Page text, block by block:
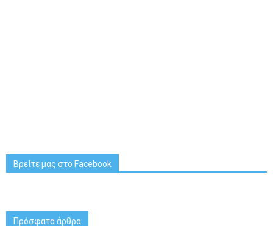
Βρείτε μας στο Facebook
Πρόσφατα άρθρα